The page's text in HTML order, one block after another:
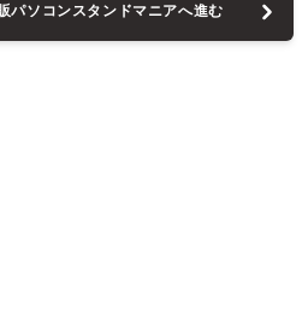
パソコンスタンドマニアへ進む